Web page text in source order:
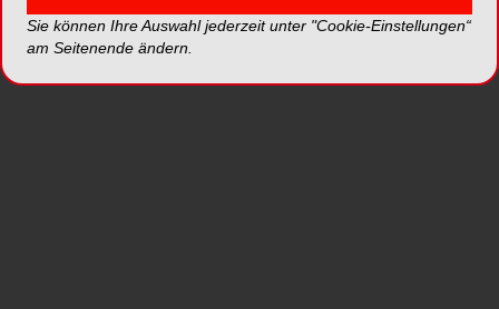
Sie können Ihre Auswahl jederzeit unter "Cookie-Einstellungen“
am Seitenende ändern.